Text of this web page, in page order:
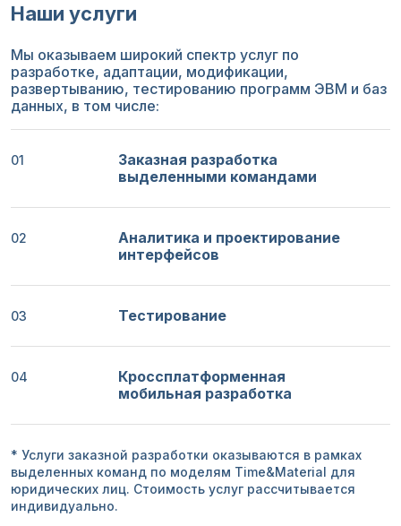
Наши услуги
Мы оказываем широкий спектр услуг по
разработке, адаптации, модификации,
развертыванию, тестированию программ ЭВМ и баз
данных, в том числе:
01
Заказная разработка
выделенными командами
02
Аналитика и проектирование
интерфейсов
03 Тестирование
04
Кроссплатформенная
мобильная разработка
* Услуги заказной разработки оказываются в рамках
выделенных команд по моделям Time&Material для
юридических лиц. Стоимость услуг рассчитывается
индивидуально.